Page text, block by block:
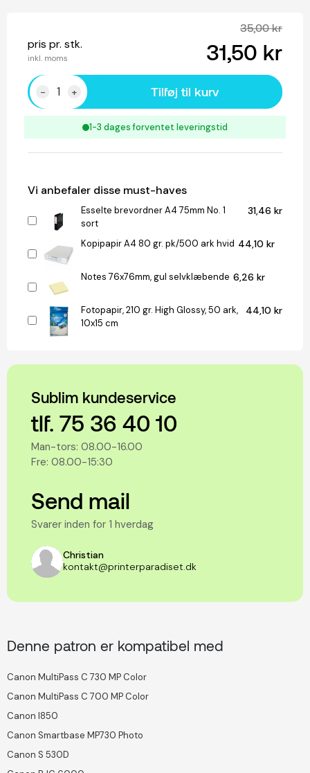
35,00 kr
pris pr. stk.
inkl. moms 31,50 kr
- + Tilføj til kurv
1-3 dages forventet leveringstid
Vi anbefaler disse must-haves
Esselte brevordner A4 75mm No. 1
sort
31,46 kr
Kopipapir A4 80 gr. pk/500 ark hvid 44,10 kr
Notes 76x76mm, gul selvklæbende 6,26 kr
Fotopapir, 210 gr. High Glossy, 50 ark,
10x15 cm
44,10 kr
Sublim kundeservice
tlf. 75 36 40 10
Man-tors: 08.00-16.00
Fre: 08.00-15:30
Send mail
Svarer inden for 1 hverdag
Christian
kontakt@printerparadiset.dk
Denne patron er kompatibel med
Canon MultiPass C 730 MP Color
Canon MultiPass C 700 MP Color
Canon I850
Canon Smartbase MP730 Photo
Canon S 530D